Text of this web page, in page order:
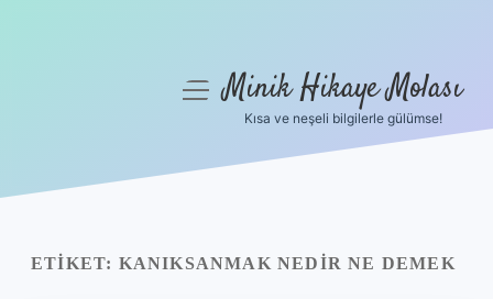
Yasal Uyarı
menüyüMinik Hikaye Molası
Kısa ve neşeli bilgilerle gülümse!
ETIKET: KANIKSANMAK NEDIR NE DEMEK